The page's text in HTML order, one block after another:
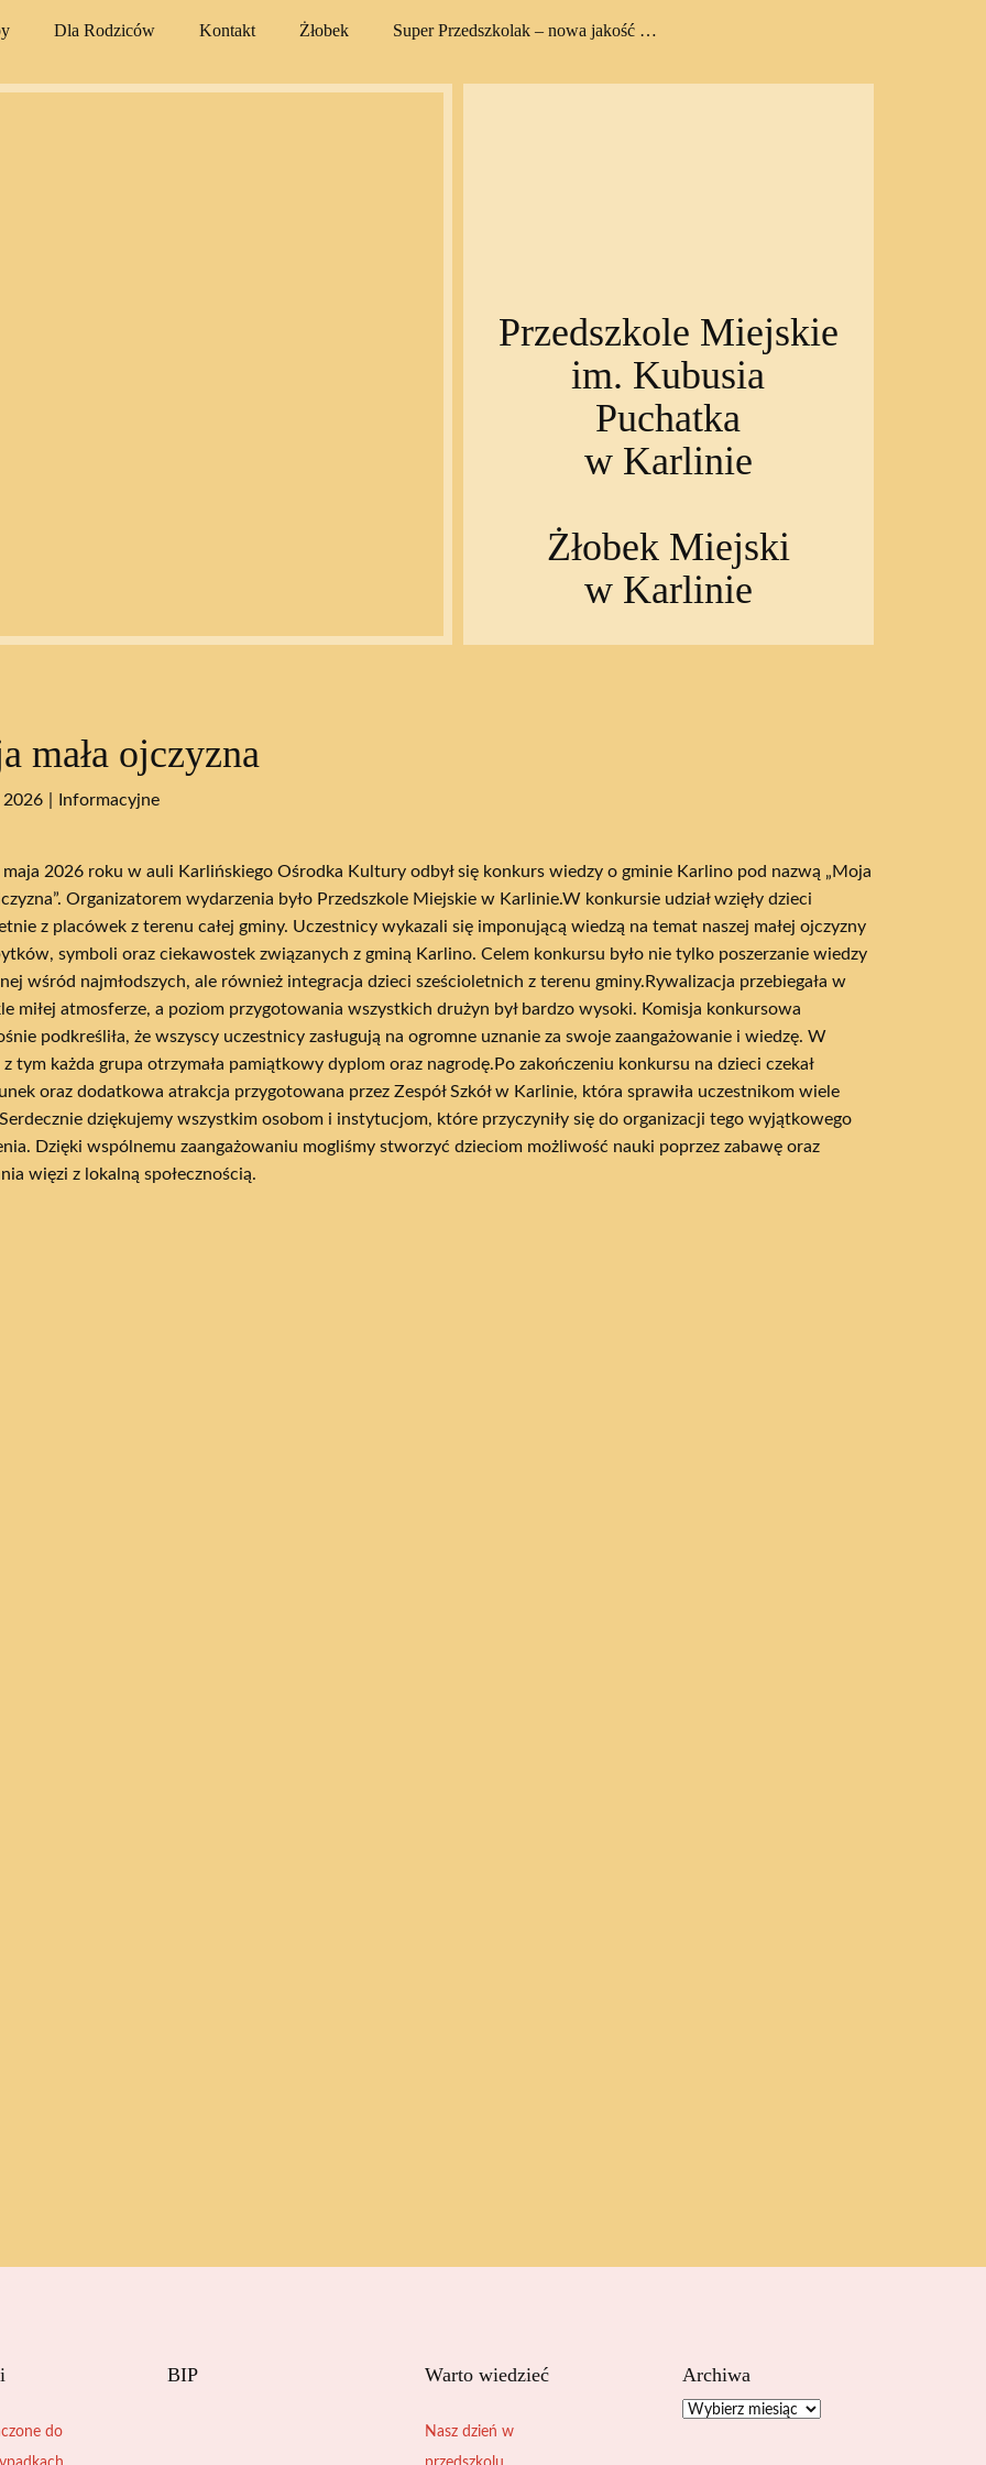
Dla Rodziców Kontakt Żłobek Super Przedszkolak – nowa jakość …
Przedszkole Miejskie
im. Kubusia
Puchatka
w Karlinie
Żłobek Miejski
w Karlinie
mała ojczyzna
2026 Informacyjne
maja 2026 roku w auli Karlińskiego Ośrodka Kultury odbył się konkurs wiedzy o gminie Karlino pod nazwą „Moja
Organizatorem wydarzenia było Przedszkole Miejskie w Karlinie.W konkursie udział wzięły dzieci
z placówek z terenu całej gminy. Uczestnicy wykazali się imponującą wiedzą na temat naszej małej ojczyzny
symboli oraz ciekawostek związanych z gminą Karlino. Celem konkursu było nie tylko poszerzanie wiedzy
wśród najmłodszych, ale również integracja dzieci sześcioletnich z terenu gminy.Rywalizacja przebiegała w
miłej atmosferze, a poziom przygotowania wszystkich drużyn był bardzo wysoki. Komisja konkursowa
podkreśliła, że wszyscy uczestnicy zasługują na ogromne uznanie za swoje zaangażowanie i wiedzę. W
tym każda grupa otrzymała pamiątkowy dyplom oraz nagrodę.Po zakończeniu konkursu na dzieci czekał
oraz dodatkowa atrakcja przygotowana przez Zespół Szkół w Karlinie, która sprawiła uczestnikom wiele
dziękujemy wszystkim osobom i instytucjom, które przyczyniły się do organizacji tego wyjątkowego
Dzięki wspólnemu zaangażowaniu mogliśmy stworzyć dzieciom możliwość nauki poprzez zabawę oraz
więzi z lokalną społecznością.
do
BIP Warto wiedzieć
Nasz dzień w
Archiwa
Archiwa